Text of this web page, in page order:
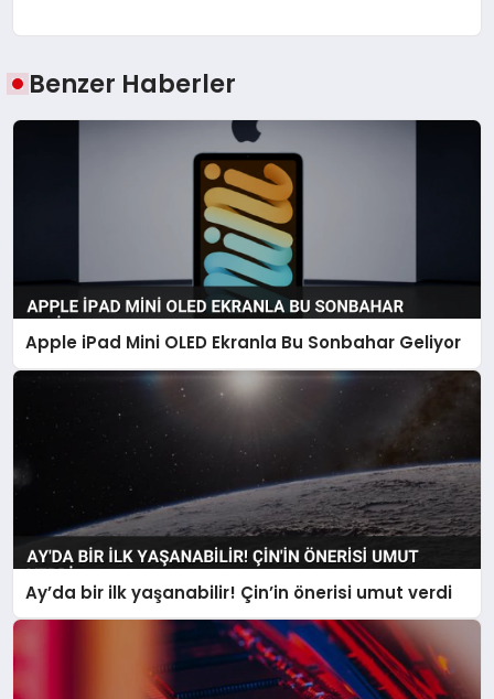
Benzer Haberler
Apple iPad Mini OLED Ekranla Bu Sonbahar Geliyor
Ay’da bir ilk yaşanabilir! Çin’in önerisi umut verdi